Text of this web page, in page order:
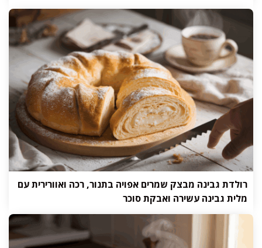
רולדת גבינה מבצק שמרים אפויה בתנור, רכה ואוורירית עם
מלית גבינה עשירה ואבקת סוכר